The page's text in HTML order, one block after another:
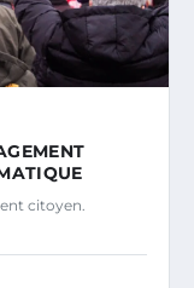
citoyen.